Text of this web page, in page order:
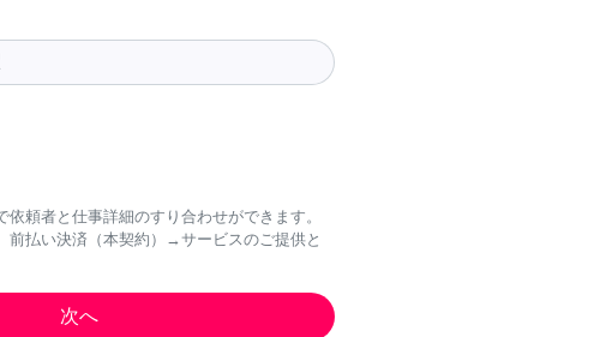
頼者と仕事詳細のすり合わせができます。
前払い決済（本契約）→サービスのご提供と